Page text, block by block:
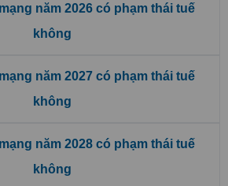
năm 2026 có phạm thái tuế
không
năm 2027 có phạm thái tuế
không
năm 2028 có phạm thái tuế
không